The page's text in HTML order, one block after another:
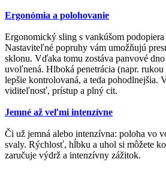
Ergonómia a polohovanie
Ergonomický sling s vankúšom podopiera
Nastaviteľné popruhy vám umožňujú
sklonu. Vďaka tomu zostáva panvové
uvoľnená. Hlboká penetrácia (napr.
lepšie kontrolovaná, a teda pohodlnejšia.
viditeľnosť, prístup a plný cit.
Jemné až veľmi intenzívne
Či už jemná alebo intenzívna: poloha vo
svaly. Rýchlosť, hĺbku a uhol si môžete
zaručuje výdrž a intenzívny zážitok.